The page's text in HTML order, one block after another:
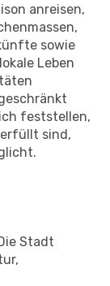
anreisen,
sowie
Leben
feststellen,
sind,
Stadt